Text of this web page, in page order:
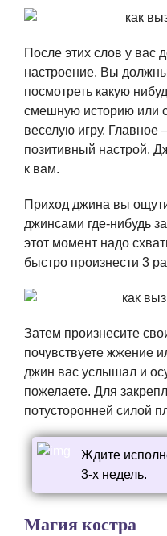
После этих слов у вас
настроение. Вы
посмотреть какую
смешную историю или
веселую игру.
позитивный настрой.
к вам.
Приход джина вы
джинсами где-нибудь
этот момент надо
быстро произнести 3
Затем произнесите
почувствуете жжение
джин вас услышал и
пожелаете. Для
потусторонней силой
Ждите
3-х недель.
Магия костра